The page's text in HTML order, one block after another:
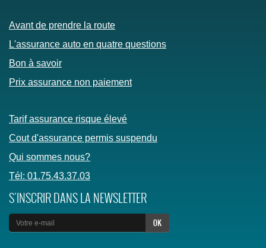
Avant de prendre la route
L'assurance auto en quatre questions
Bon à savoir
Prix assurance non paiement
Tarif assurance risque élevé
Cout d'assurance permis suspendu
Qui sommes nous?
Tél: 01.75.43.37.03
S'INSCRIR DANS LA NEWSLETTER